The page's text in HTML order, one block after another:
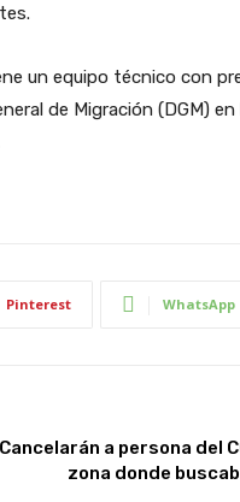
un equipo técnico con
de Migración (DGM) en
Pinterest WhatsApp
Cancelarán a persona del
zona donde